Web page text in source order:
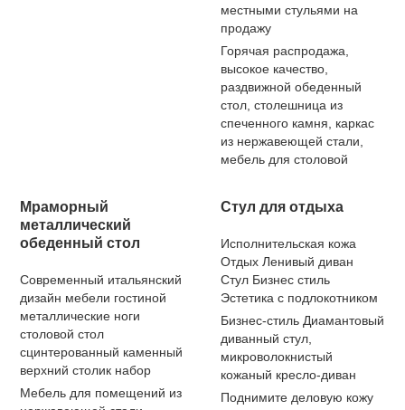
местными стульями на
продажу
Горячая распродажа,
высокое качество,
раздвижной обеденный
стол, столешница из
спеченного камня, каркас
из нержавеющей стали,
мебель для столовой
Мраморный
металлический
обеденный стол
Современный итальянский
дизайн мебели гостиной
металлические ноги
столовой стол
сцинтерованный каменный
верхний столик набор
Мебель для помещений из
Стул для отдыха
Исполнительская кожа
Отдых Ленивый диван
Стул Бизнес стиль
Эстетика с подлокотником
Бизнес-стиль Диамантовый
диванный стул,
микроволокнистый
кожаный кресло-диван
Поднимите деловую кожу